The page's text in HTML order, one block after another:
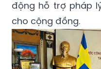
động hỗ trợ pháp
cho cộng đồng.